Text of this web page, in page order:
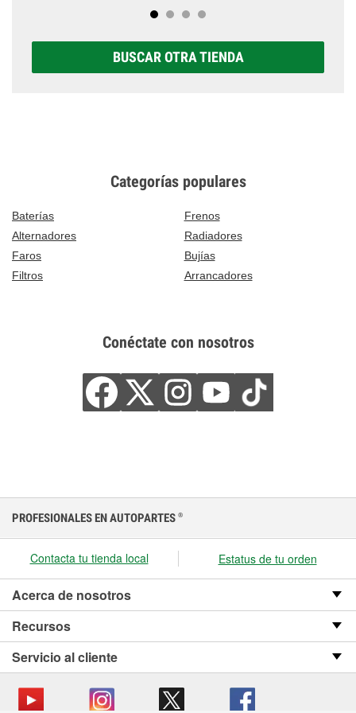
BUSCAR OTRA TIENDA
Categorías populares
Baterías
Frenos
Alternadores
Radiadores
Faros
Bujías
Filtros
Arrancadores
Conéctate con nosotros
PROFESIONALES EN AUTOPARTES ®
Contacta tu tienda local Estatus de tu orden
Acerca de nosotros
Recursos
Servicio al cliente